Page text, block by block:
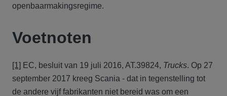
openbaarmakingsregime.
Voetnoten
[1] EC, besluit van 19 juli 2016, AT.39824, Trucks. Op 27
september 2017 kreeg Scania - dat in tegenstelling tot
de andere vijf fabrikanten niet bereid was om een